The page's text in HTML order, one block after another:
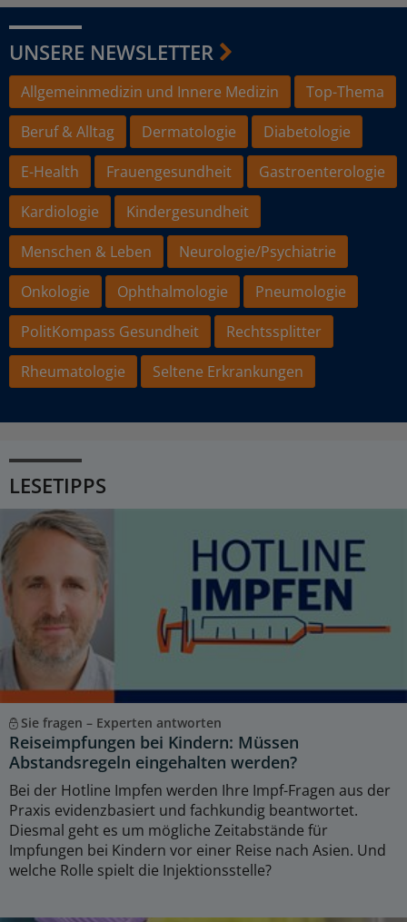
UNSERE NEWSLETTER
Allgemeinmedizin und Innere Medizin
Top-Thema
Beruf & Alltag
Dermatologie
Diabetologie
E-Health
Frauengesundheit
Gastroenterologie
Kardiologie
Kindergesundheit
Menschen & Leben
Neurologie/Psychiatrie
Onkologie
Ophthalmologie
Pneumologie
PolitKompass Gesundheit
Rechtssplitter
Rheumatologie
Seltene Erkrankungen
LESETIPPS
Sie fragen – Experten antworten
Reiseimpfungen bei Kindern: Müssen
Abstandsregeln eingehalten werden?
Bei der Hotline Impfen werden Ihre Impf-Fragen aus der
Praxis evidenzbasiert und fachkundig beantwortet.
Diesmal geht es um mögliche Zeitabstände für
Impfungen bei Kindern vor einer Reise nach Asien. Und
welche Rolle spielt die Injektionsstelle?